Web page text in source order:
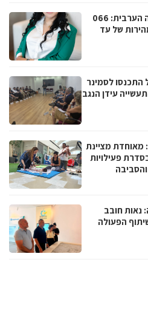
מהפכת הסיבים מגיעה לחברה הערבית: 066
של עד
התכנסו לסמינר
עידן הנגב
מאוחדת מציינת
פעילויות
נאות חובב